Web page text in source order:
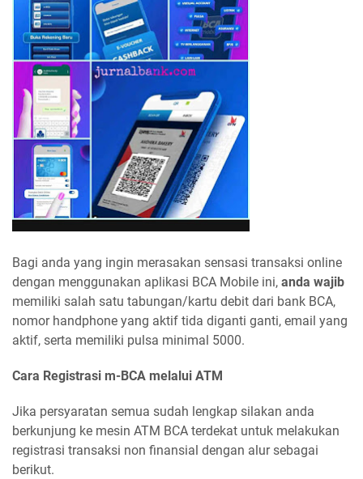
Bagi anda yang ingin merasakan sensasi transaksi online
dengan menggunakan aplikasi BCA Mobile ini, anda wajib
memiliki salah satu tabungan/kartu debit dari bank BCA,
nomor handphone yang aktif tida diganti ganti, email yang
aktif, serta memiliki pulsa minimal 5000.
Cara Registrasi m-BCA melalui ATM
Jika persyaratan semua sudah lengkap silakan anda
berkunjung ke mesin ATM BCA terdekat untuk melakukan
registrasi transaksi non finansial dengan alur sebagai
berikut.